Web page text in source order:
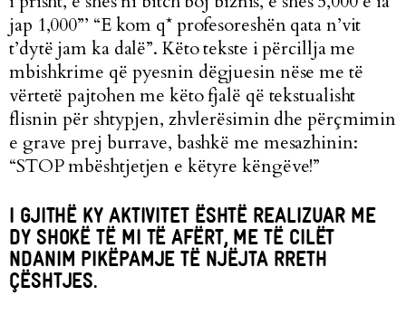
jap 1,000”’ “E kom q* profesoreshën qata n’vit
t’dytë jam ka dalë”. Këto tekste i përcillja me
mbishkrime që pyesnin dëgjuesin nëse me të
vërtetë pajtohen me këto fjalë që tekstualisht
flisnin për shtypjen, zhvlerësimin dhe përçmimin
e grave prej burrave, bashkë me mesazhinin:
“STOP mbështjetjen e këtyre këngëve!”
I GJITHË KY AKTIVITET ËSHTË REALIZUAR ME
DY SHOKË TË MI TË AFËRT, ME TË CILËT
NDANIM PIKËPAMJE TË NJËJTA RRETH
ÇËSHTJES.